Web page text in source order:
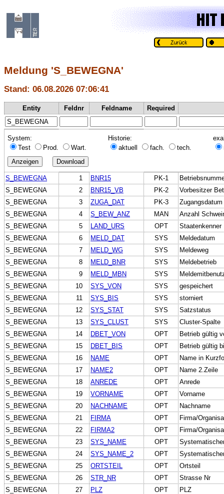
Meldung 'S_BEWEGNA'
Stand: 06.08.2026 07:06:41
Entity Feldnr Feldname Required
System:
Test
Prod. Wart.
Historie:
aktuell
fach. tech.
S_BEWEGNA 1 BNR15 PK-1
S_BEWEGNA
2 BNR15_VB PK-2
Vorbesitzer
S_BEWEGNA
3 ZUGA_DAT PK-3
Zugangsdatum
S_BEWEGNA
4 S_BEW_ANZ MAN
Anzahl
S_BEWEGNA
5 LAND_URS OPT
Staatenkenner
S_BEWEGNA
6 MELD_DAT SYS
Meldedatum
S_BEWEGNA
7 MELD_WG SYS
Meldeweg
S_BEWEGNA
8 MELD_BNR SYS
Meldebetrieb
S_BEWEGNA
9 MELD_MBN SYS
S_BEWEGNA
10 SYS_VON SYS
gespeichert
S_BEWEGNA
11 SYS_BIS SYS
storniert
S_BEWEGNA
12 SYS_STAT SYS
Satzstatus
S_BEWEGNA
13 SYS_CLUST SYS
Cluster-Spalte
S_BEWEGNA
14 DBET_VON OPT
Betrieb gültig
S_BEWEGNA
15 DBET_BIS OPT
Betrieb gültig
S_BEWEGNA
16 NAME OPT
Name in
S_BEWEGNA
17 NAME2 OPT
Name 2.Zeile
S_BEWEGNA
18 ANREDE OPT
Anrede
S_BEWEGNA
19 VORNAME OPT
Vorname
S_BEWEGNA
20 NACHNAME OPT
Nachname
S_BEWEGNA
21 FIRMA OPT
Firma/
S_BEWEGNA
22 FIRMA2 OPT
Firma/
S_BEWEGNA
23 SYS_NAME OPT
S_BEWEGNA
24 SYS_NAME_2 OPT
S_BEWEGNA
25 ORTSTEIL OPT
Ortsteil
S_BEWEGNA
26 STR_NR OPT
Strasse Nr
S_BEWEGNA
27 PLZ OPT
PLZ